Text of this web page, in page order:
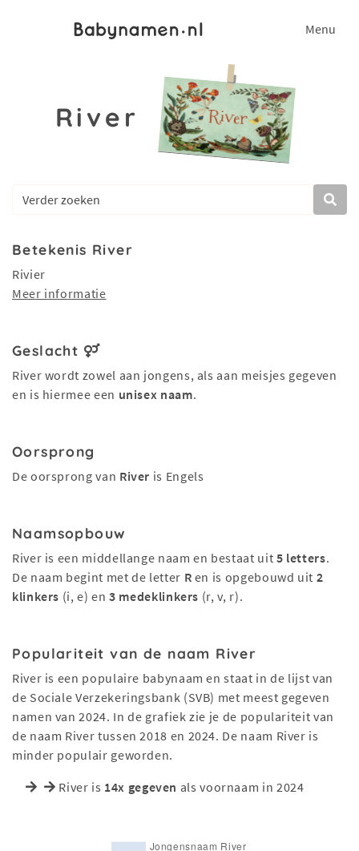
Menu
River
Betekenis River
Rivier
Meer informatie
Geslacht
River wordt zowel aan jongens, als aan meisjes gegeven
en is hiermee een unisex naam.
Oorsprong
De oorsprong van River is Engels
Naamsopbouw
River is een middellange naam en bestaat uit 5 letters.
De naam begint met de letter R en is opgebouwd uit 2
klinkers (i, e) en3 medeklinkers (r, v, r).
Populariteit van de naam River
River is een populaire babynaam en staat in de lijst van
de Sociale Verzekeringsbank (SVB) met meest gegeven
namen van 2024. In de grafiek zie je de populariteit van
de naam River tussen 2018 en 2024. De naam River is
minder populair geworden.
River is 14x gegeven als voornaam in 2024